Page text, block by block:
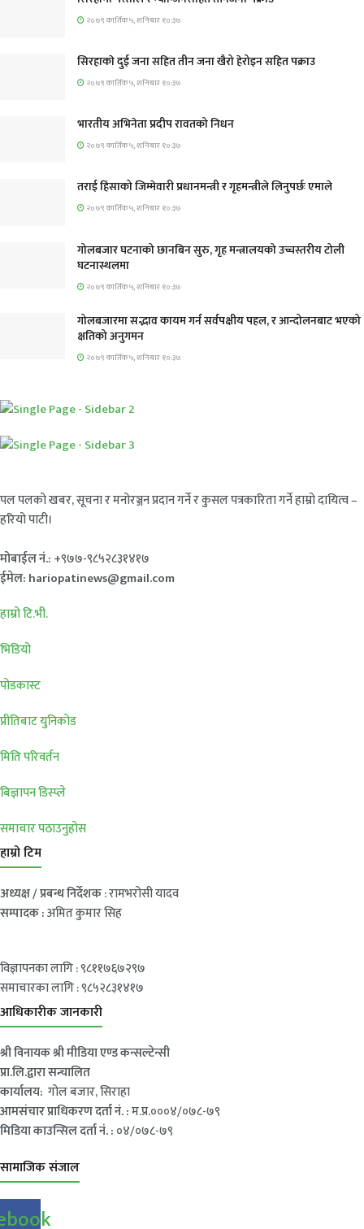
२०७९ कार्तिक ५, शनिबार १०:३७
सिरहाकाे दुई जना सहित तीन जना खैरो हेरोइन सहित पक्राउ
२०७९ कार्तिक ५, शनिबार १०:३७
भारतीय अभिनेता प्रदीप रावतको निधन
२०७९ कार्तिक ५, शनिबार १०:३७
तराई हिंसाको जिम्मेवारी प्रधानमन्त्री र गृहमन्त्रीले लिनुपर्छः एमाले
२०७९ कार्तिक ५, शनिबार १०:३७
गोलबजार घटनाको छानबिन सुरु, गृह मन्त्रालयको उच्चस्तरीय टोली
घटनास्थलमा
२०७९ कार्तिक ५, शनिबार १०:३७
गोलबजारमा सद्भाव कायम गर्न सर्वपक्षीय पहल, र आन्दोलनबाट भएको
क्षतिको अनुगमन
२०७९ कार्तिक ५, शनिबार १०:३७
पल पलको खबर, सूचना र मनोरञ्जन प्रदान गर्ने र कुसल पत्रकारिता गर्ने हाम्रो दायित्व –
हरियो पाटी।
मोबाईल नं.: +९७७-९८५२८३१४१७
ईमेल: hariopatinews@gmail.com
हाम्रो टि.भी.
भिडियो
पोडकास्ट
प्रीतिबाट युनिकोड
मिति परिवर्तन
बिज्ञापन डिस्प्ले
समाचार पठाउनुहोस
हाम्रो टिम
अध्यक्ष / प्रबन्ध निर्देशक: रामभरोसी यादव
सम्पादक :अमित कुमार सिह
विज्ञापनका लागि : ९८११७६७२९७
समाचारका लागि : ९८५२८३१४१७
आधिकारीक जानकारी
श्री विनायक श्री मीडिया एण्ड कन्सल्टेन्सी
प्रा.लि.द्वारा सन्चालित
कार्यालय: गोल बजार, सिराहा
आमसंचार प्राधिकरण दर्ता नं. :म.प्र.०००४/०७८-७९
मिडिया काउन्सिल दर्ता नं. : ०४/०७८-७९
सामाजिक संजाल